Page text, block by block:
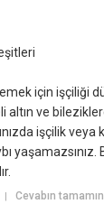
için işçiliği
altın ve
işçilik veya
yaşamazsınız.
|Cevabın